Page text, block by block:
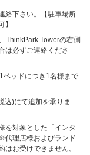
絡下さい。【駐車場所
】
ThinkPark Towerの右側
は必ずご連絡くださ
ッドにつき1名様まで
)にて追加を承りま
を対象とした「インタ
代理店様およびランド
お受けできません。